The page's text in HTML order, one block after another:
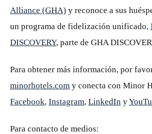
Alliance (GHA) y reconoce a sus
un programa de fidelización unificado,
DISCOVERY, parte de GHA
Para obtener más información, por
minorhotels.com y conecta con Minor
Facebook, Instagram, LinkedIn y
Para contacto de medios: